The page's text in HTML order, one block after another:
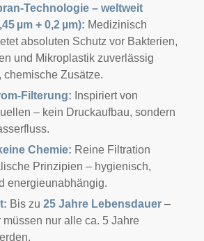
Technologie – weltweit
µm + 0,2 µm): Medizinisch
absoluten Schutz vor Bakterien,
und Mikroplastik zuverlässig
chemische Zusätze.
Filterung: Inspiriert von
– kein Druckaufbau, sondern
Chemie: Reine Filtration
Prinzipien – hygienisch,
energieunabhängig.
Bis zu 25 Jahre Lebensdauer–
nur alle ca. 5 Jahre